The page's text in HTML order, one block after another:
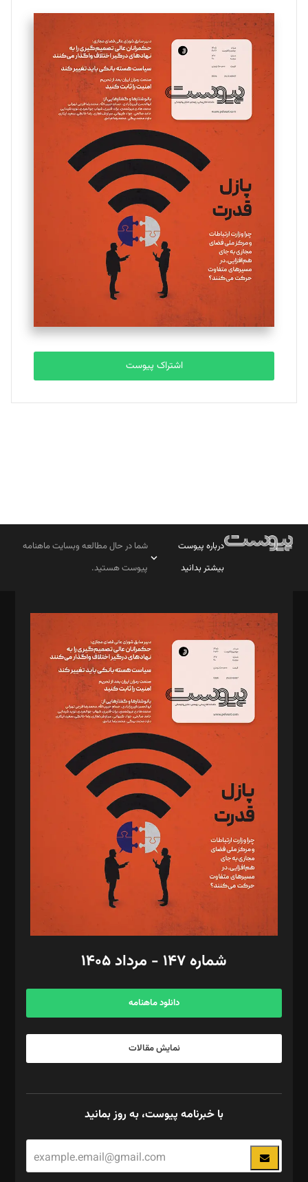
تحریریه
سروش کرمیان
تحریریه
مینا پاکدل
یسنا امان‌پور
تحریریه
ملینا جعفری
تحریریه
مصطفی مسجدی آرانی
تحریریه
بابک نقاش
تحریریه
اشتراک پیوست
درباره پیوست
بیشتر بدانید
شما در حال مطالعه وبسایت ماهنامه
پیوست هستید.
مدیر مسئول: محمدباقر اثنی‌عشری
سردبیر: مهرک محمودی
دبیر تحریریه: میثم قاسمی
د‌بیر ناداستان: سمانه سمیع
د‌بیر خدمت و تجارت: ابوالفضل رجبی
د‌بیر حقوق فناوری: حسام‌الدین ایپکچی
د‌بیر پیوست جهان: مینا پاکدل
د‌بیر تحریریه آنلاین: بابک نقاش
تحریریه‌: مجتبی محمود‌ی، آرش برهمند، یسنا امان‌پور، سروش کرمیان،
مصطفی مسجدی آرانی، ابوالفضل رجبی، زهرا فکرانه، فائزه فتحی
رستمی،مصطفی باستان
ویرایش: نگار استاد‌‌آقا
طراح یونیفرم: مجید توکلی
فیلمبرداری و عکاسی: امیر شفیعی، مانی لطفی زاده
گرافیک و صفحه‌آرایی: سید‌سبحان‌علی ثابت
مد‌یر توسعه تجاری: کامبیز برید‌
امور مالی: شاپور رهبری، محمد‌ کاظمی‌نیا
آگهی و مشترکین: ۰۹۱۹۹۹۹۰۴۵۴
شماره ۱۴۷ - مرداد ۱۴۰۵
دانلود ماهنامه
نمایش مقالات
با خبرنامه پیوست، به روز بمانید